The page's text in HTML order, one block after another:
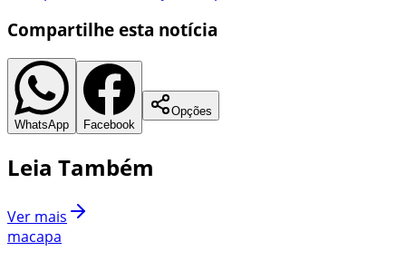
Compartilhe esta notícia
WhatsApp Facebook
Opções
Leia Também
Ver mais
macapa